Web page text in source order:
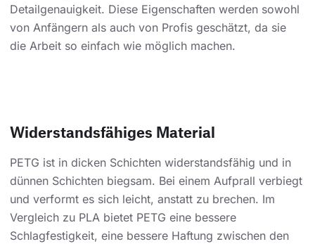
Detailgenauigkeit. Diese Eigenschaften werden sowohl
von Anfängern als auch von Profis geschätzt, da sie
die Arbeit so einfach wie möglich machen.
Widerstandsfähiges Material
PETG ist in dicken Schichten widerstandsfähig und in
dünnen Schichten biegsam. Bei einem Aufprall verbiegt
und verformt es sich leicht, anstatt zu brechen. Im
Vergleich zu PLA bietet PETG eine bessere
Schlagfestigkeit, eine bessere Haftung zwischen den